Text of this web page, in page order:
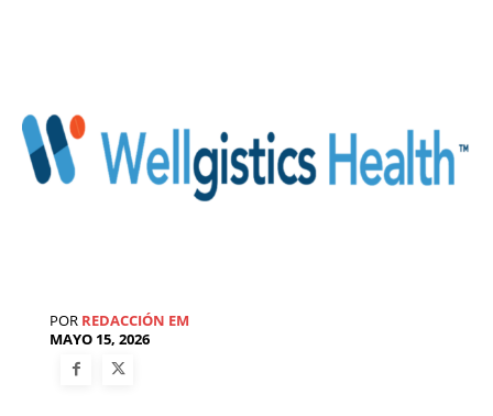
POR REDACCIÓN EM
MAYO 15, 2026